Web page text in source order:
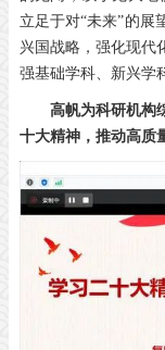
立足于对“未来”的展
兴国战略，强化现代
强基础学科、新兴学
高帆为科研机构
十大精神，推动高质